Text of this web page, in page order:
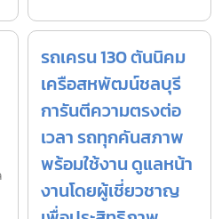
รถเครน 130 ตันนิคม
เครือสหพัฒน์ชลบุรี
การันตีความตรงต่อ
เวลา รถทุกคันสภาพ
พร้อมใช้งาน ดูแลหน้า
งานโดยผู้เชี่ยวชาญ